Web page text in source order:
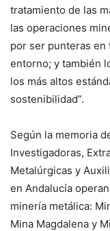
tratamiento de las
las operaciones
por ser punteras en
entorno; y también
los más altos
sostenibilidad”.
Según la memoria
Investigadoras,
Metalúrgicas y
en Andalucía
minería metálica:
Mina Magdalena y